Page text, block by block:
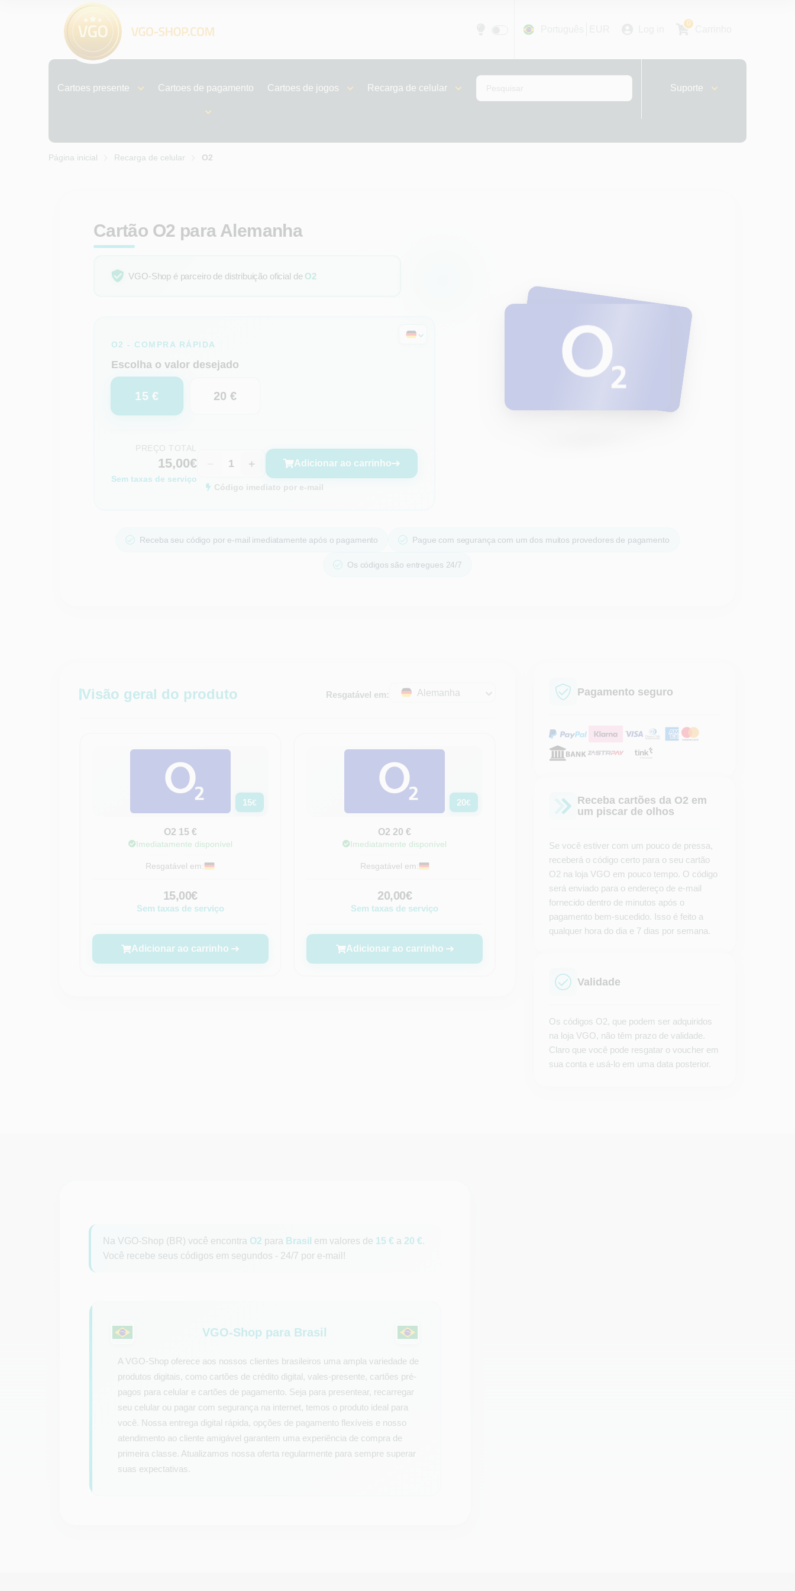
0
Cartoes presente Cartoes de pagamento Cartoes de jogos Recarga de celular Suporte
Página inicial Recarga de celular O2
Cartão O2 para Alemanha
VGO-Shop é parceiro de distribuição oficial de O2
O2 - COMPRA RÁPIDA
Escolha o valor desejado
15 € 20 €
PREÇO TOTAL
15,00€
Sem taxas de serviço
+ Adicionar ao carrinho
Código imediato por e-mail
Receba seu código por e-mail imediatamente após o pagamento Pague com segurança com um dos muitos provedores de pagamento
Os códigos são entregues 24/7
Visão geral do produto Resgatável em: Alemanha
15€
O2 15 €
Imediatamente disponível
Resgatável em:
15,00€
Sem taxas de serviço
Adicionar ao carrinho
20€
O2 20 €
Imediatamente disponível
Resgatável em:
20,00€
Sem taxas de serviço
Adicionar ao carrinho
Pagamento seguro
Receba cartões da O2 em
um piscar de olhos
Se você estiver com um pouco de pressa,
receberá o código certo para o seu cartão
O2 na loja VGO em pouco tempo. O código
será enviado para o endereço de e-mail
fornecido dentro de minutos após o
pagamento bem-sucedido. Isso é feito a
qualquer hora do dia e 7 dias por semana.
Validade
Os códigos O2, que podem ser adquiridos
na loja VGO, não têm prazo de validade.
Claro que você pode resgatar o voucher em
sua conta e usá-lo em uma data posterior.
Na VGO-Shop (BR) você encontra O2 para Brasil em valores de 15 € a 20 €.
Você recebe seus códigos em segundos - 24/7 por e-mail!
VGO-Shop para Brasil
A VGO-Shop oferece aos nossos clientes brasileiros uma ampla variedade de
produtos digitais, como cartões de crédito digital, vales-presente, cartões pré-
pagos para celular e cartões de pagamento. Seja para presentear, recarregar
seu celular ou pagar com segurança na internet, temos o produto ideal para
você. Nossa entrega digital rápida, opções de pagamento flexíveis e nosso
atendimento ao cliente amigável garantem uma experiência de compra de
primeira classe. Atualizamos nossa oferta regularmente para sempre superar
suas expectativas.